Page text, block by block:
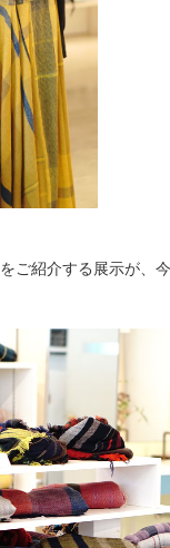
ご紹介する展示が、